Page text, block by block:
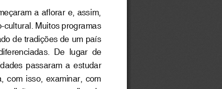
a aflorar e, assim,
cultural. Muitos programas
de tradições de um país
De  lugar  de
passaram  a  estudar
com  isso,  examinar,  com